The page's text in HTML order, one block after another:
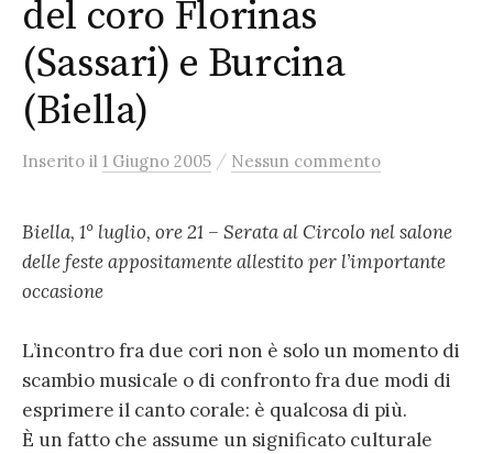
del coro Florinas
(Sassari) e Burcina
(Biella)
Inserito il 1 Giugno 2005 / Nessun commento
Biella, 1° luglio, ore 21 – Serata al Circolo nel salone
delle feste appositamente allestito per l’importante
occasione
L’incontro fra due cori non è solo un momento di
scambio musicale o di confronto fra due modi di
esprimere il canto corale: è qualcosa di più.
È un fatto che assume un significato culturale